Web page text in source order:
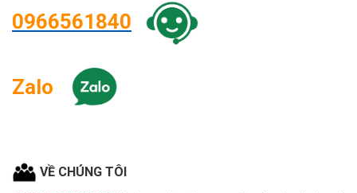
0966561840
Zalo
VỀ CHÚNG TÔI